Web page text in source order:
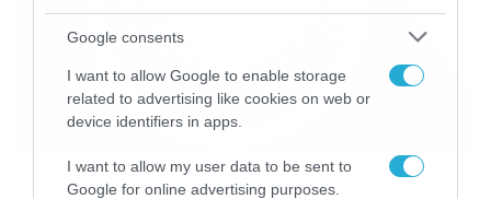
Google consents
I want to allow Google to enable storage
related to advertising like cookies on web or
device identifiers in apps.
I want to allow my user data to be sent to
Google for online advertising purposes.
28/07/2016 17:37